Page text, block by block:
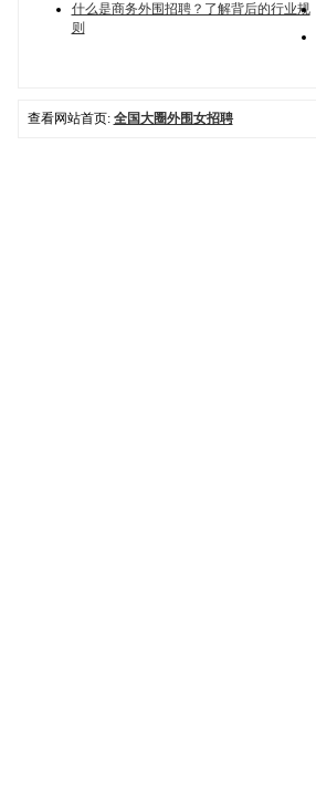
什么是商务外围招聘？了解背后的行业规
则
查看网站首页: 全国大圈外围女招聘